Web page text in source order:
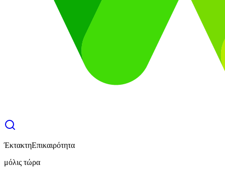
ΈκτακτηΕπικαιρότητα
μόλις τώρα